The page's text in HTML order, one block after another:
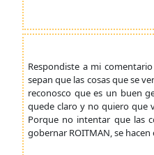
Respondiste a mi
sepan que las cosas que se
reconosco que es un buen
quede claro y no quiero que
Porque no intentar que las
gobernar ROITMAN, se